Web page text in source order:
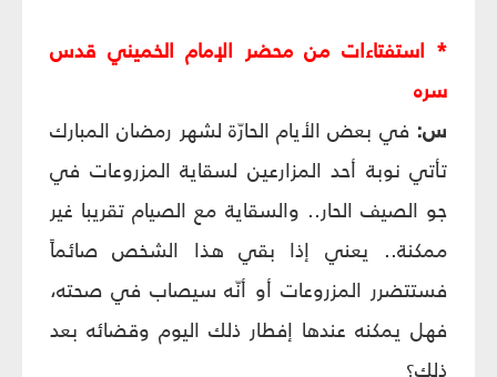
* استفتاءات من محضر الإمام الخميني قدس
سره
س: في بعض الأيام الحارّة لشهر رمضان المبارك
تأتي نوبة أحد المزارعين لسقاية المزروعات في
جو الصيف الحار.. والسقاية مع الصيام تقريبا غير
ممكنة.. يعني إذا بقي هذا الشخص صائماً
فستتضرر المزروعات أو أنّه سيصاب في صحته،
فهل يمكنه عندها إفطار ذلك اليوم وقضائه بعد
ذلك؟